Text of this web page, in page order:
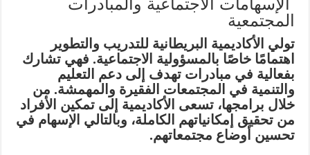
المجتمعية
تولي الأكاديمية البريطانية للتدريب والتطوير
اهتمامًا خاصًا بالمسؤولية الاجتماعية. فهي تشارك
بفعالية في مبادرات تهدف إلى دعم التعليم
والتنمية في المجتمعات الفقيرة والمهمشة. من
خلال برامجها، تسعى الأكاديمية إلى تمكين الأفراد
من تحقيق إمكانياتهم الكاملة، وبالتالي الإسهام في
تحسين أوضاع مجتمعاتهم.